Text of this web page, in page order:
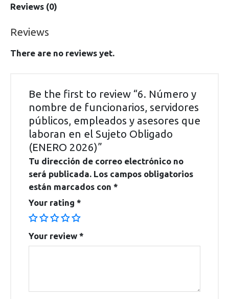
Reviews (0)
Reviews
There are no reviews yet.
Be the first to review “6. Número y
nombre de funcionarios, servidores
públicos, empleados y asesores que
laboran en el Sujeto Obligado
(ENERO 2026)”
Tu dirección de correo electrónico no
será publicada. Los campos obligatorios
están marcados con *
Your rating *
Your review *